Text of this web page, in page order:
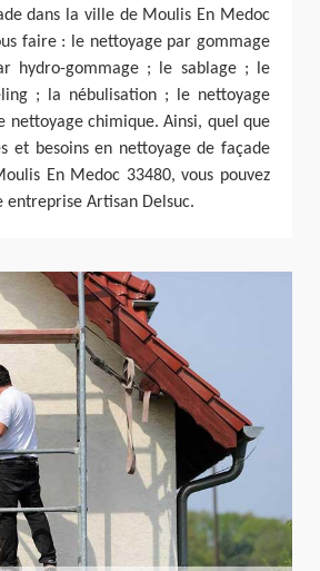
dans la ville de Moulis En Medoc
faire : le nettoyage par gommage
hydro-gommage ; le sablage ; le
; la nébulisation ; le nettoyage
nettoyage chimique. Ainsi, quel que
et besoins en nettoyage de façade
En Medoc 33480, vous pouvez
Artisan Delsuc.